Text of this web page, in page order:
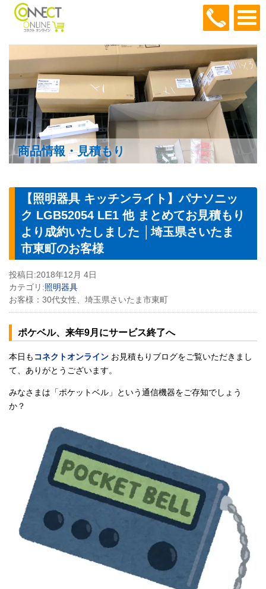
048-
商品情報・見積もり
【照明器具 キッチンライト】パナソニッ
ク LGB52054 LE1 他 まとめてお見積もり
より成約いたしました │埼玉県さいたま
市東町のお客様
投稿日:2018年12月 4日
カテゴリ:照明器具
お客様： 30代女性、埼玉県さいたま市東町
ポケベル、来年9月にサービス終了へ
本日も コネクトオンライン お見積もりブログをご覧いただきまし
て、ありがとうございます。
みなさまは「ポケットベル」という通信機器をご存知でしょう
か？